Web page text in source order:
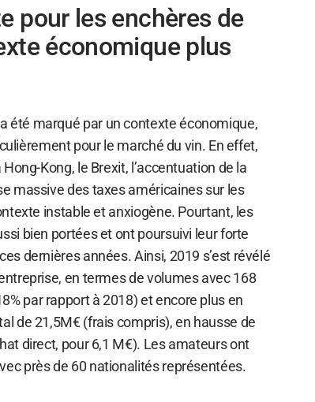
pour les enchères de
économique plus
été marqué par un contexte économique,
pour le marché du vin. En effet,
Kong, le Brexit, l’accentuation de la
massive des taxes américaines sur les
instable et anxiogène. Pourtant, les
bien portées et ont poursuivi leur forte
dernières années. Ainsi, 2019 s’est révélé
en termes de volumes avec 168
par rapport à 2018) et encore plus en
de 21,5M€ (frais compris), en hausse de
direct, pour 6,1 M€). Les amateurs ont
près de 60 nationalités représentées.